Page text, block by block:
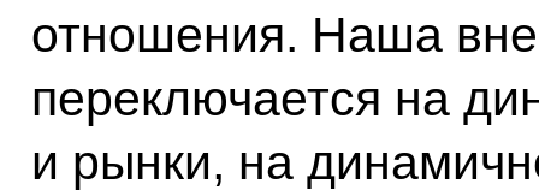
отношения. Наша
переключается на
и рынки, на